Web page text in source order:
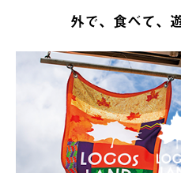
外で、食べて、